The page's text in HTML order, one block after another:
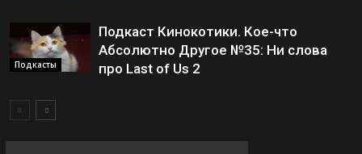
Подкасты
Подкаст Кинокотики. Кое-что
Абсолютно Другое №35: Ни слова
про Last of Us 2